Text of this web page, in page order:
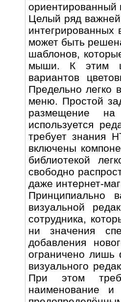
Целый ряд
может быть
шаблонов,
мыши. К этим
вариантов
Предельно легко
меню. Простой
размещение
используется
требует знания
включены
библиотекой
свободно
даже интернет-
Принципиально
визуальной
сотрудника,
ни значения
добавления
ограничено лишь
визуального
При этом
наименование и